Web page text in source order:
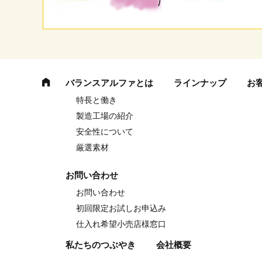
バランスアルファとは
特長と働き
製造工場の紹介
安全性について
厳選素材
ラインナップ お
お問い合わせ
お問い合わせ
初回限定お試しお申込み
仕入れ希望小売店様窓口
私たちのつぶやき 会社概要